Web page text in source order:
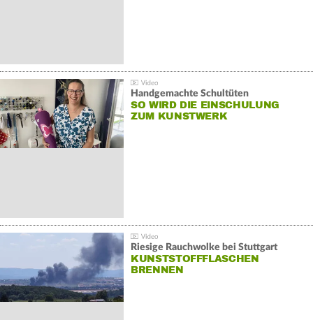
Handgemachte Schultüten
SO WIRD DIE EINSCHULUNG
ZUM KUNSTWERK
Riesige Rauchwolke bei Stuttgart
KUNSTSTOFFFLASCHEN
BRENNEN